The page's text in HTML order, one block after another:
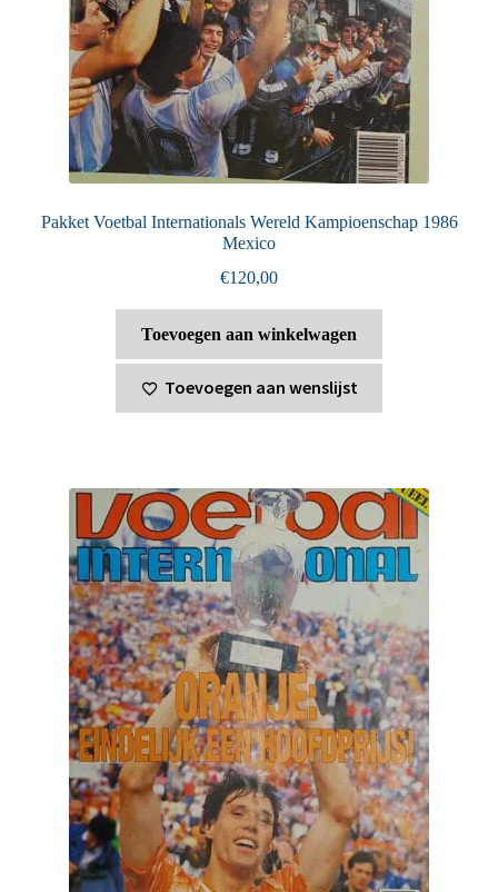
Pakket Voetbal Internationals Wereld Kampioenschap 1986
Mexico
€120,00
Toevoegen aan winkelwagen
Toevoegen aan wenslijst